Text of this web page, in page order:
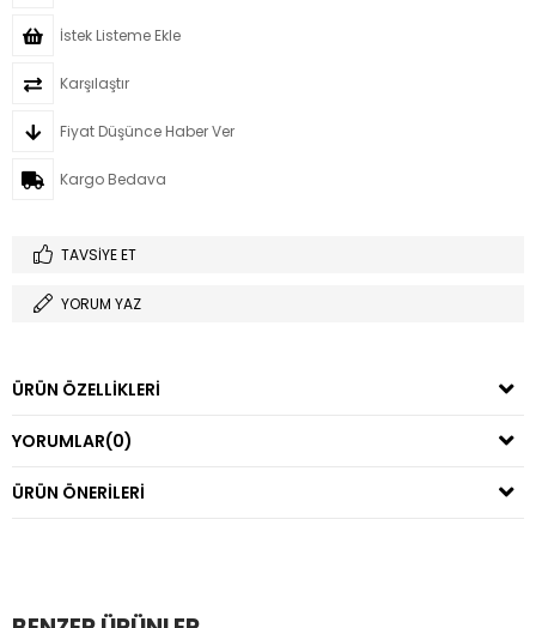
İstek Listeme Ekle
Karşılaştır
Fiyat Düşünce Haber Ver
Kargo Bedava
TAVSIYE ET
YORUM YAZ
ÜRÜN ÖZELLIKLERI
YORUMLAR(0)
ÜRÜN ÖNERILERI